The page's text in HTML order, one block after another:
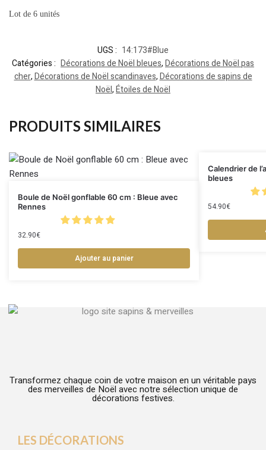
Lot de 6 unités
UGS : 14:173#Blue
Catégories : Décorations de Noël bleues,Décorations de Noël pas
cher,Décorations de Noël scandinaves,Décorations de sapins de
Noël,Étoiles de Noël
PRODUITS SIMILAIRES
Boule de Noël gonflable 60 cm : Bleue avec
Rennes
32.90€
Ajouter au panier
Calendrier de
bleues
54.90€
Transformez chaque coin de votre maison en un véritable pays
des merveilles de Noël avec notre sélection unique de
décorations festives.
LES DÉCORATIONS